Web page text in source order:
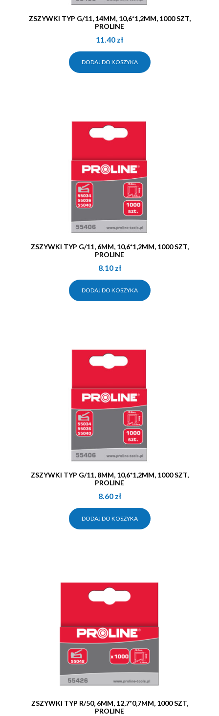
ZSZYWKI TYP G/11, 14MM, 10,6*1,2MM, 1000 SZT,
PROLINE
11.40 zł
DODAJ DO KOSZYKA
ZSZYWKI TYP G/11, 6MM, 10,6*1,2MM, 1000 SZT,
PROLINE
8.10 zł
DODAJ DO KOSZYKA
ZSZYWKI TYP G/11, 8MM, 10,6*1,2MM, 1000 SZT,
PROLINE
8.60 zł
DODAJ DO KOSZYKA
ZSZYWKI TYP R/50, 6MM, 12,7*0,7MM, 1000 SZT,
PROLINE